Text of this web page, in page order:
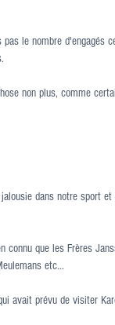
le nombre d'engagés
non plus, comme
dans notre sport
connu que les Frères
etc...
avait prévu de visiter